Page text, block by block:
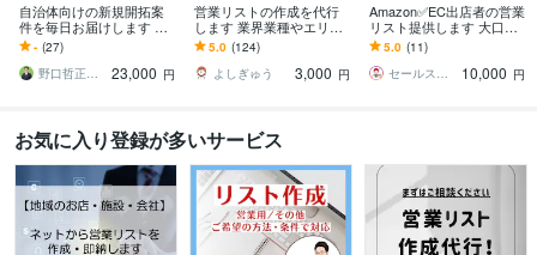
自治体向けの新規開拓案
件を毎日お届けします 条
件に合う国・自治体案件
を選定し、営業先を探す
手間を削減
- (27)
野口哲正｜BtoG案件で売上アップ
23,000 円
営業リストの作成を代行
します 業界業種やエリア
は問わず店舗や企業情報
を取得します！
5.0 (124)
よしぎゅう
3,000 円
Amazon✅EC出店者の営業
リスト提供します 大口出
品法人リストは即納可！
会社HP等付与可！低価格
でご提供
5.0 (11)
セールスメイク◎営業リスト作成ならお任せ
10,000 円
お気に入り登録が多いサービス